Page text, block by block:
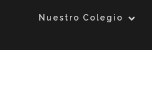
Nuestro Colegio